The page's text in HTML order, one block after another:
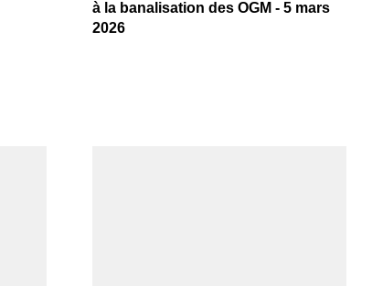
à la banalisation des OGM - 5 mars
2026